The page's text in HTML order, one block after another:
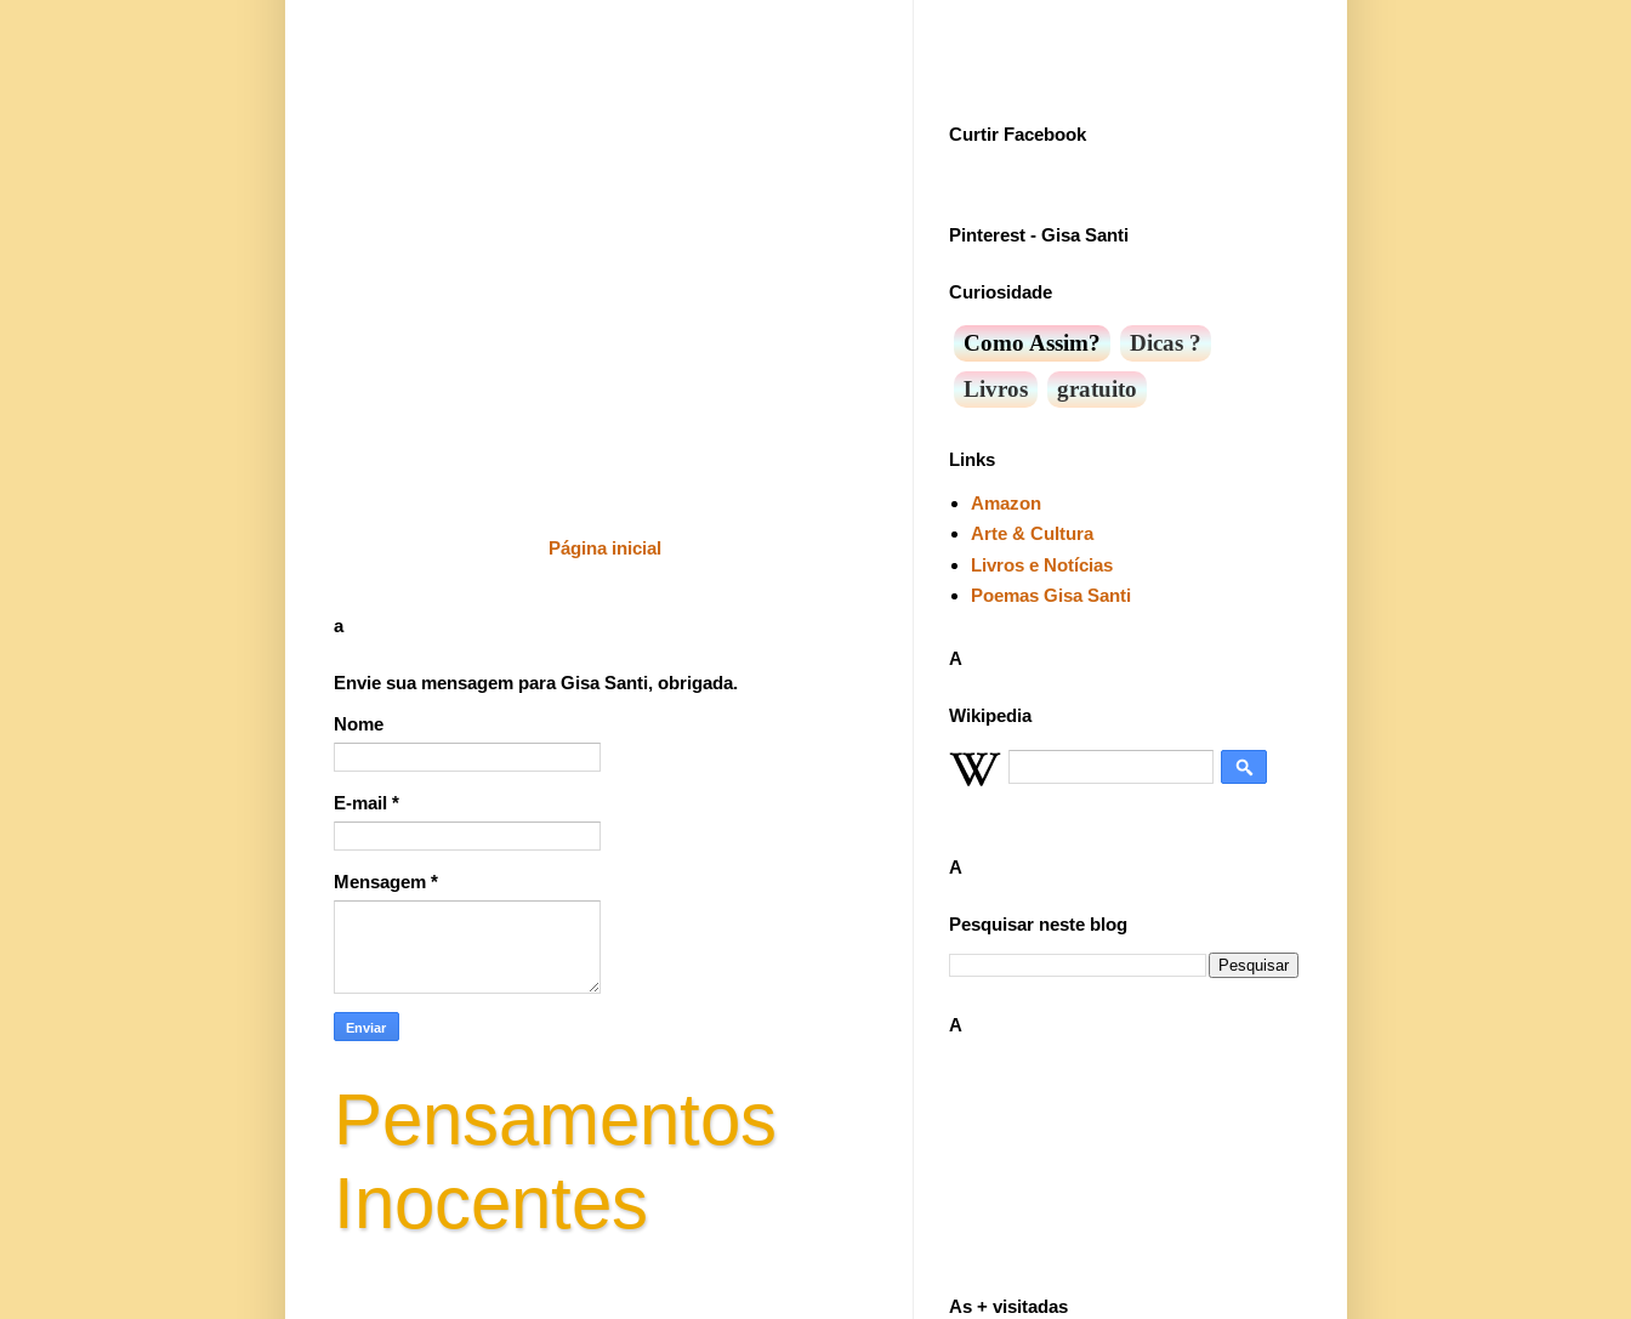
Página inicial
a
Envie sua mensagem para Gisa Santi, obrigada.
Nome
E-mail *
Mensagem *
Pensamentos
Inocentes
Curtir Facebook
Pinterest - Gisa Santi
Curiosidade
Como Assim?
Dicas ?
Livros
gratuito
Links
Amazon
Arte & Cultura
Livros e Notícias
Poemas Gisa Santi
A
Wikipedia
A
Pesquisar neste blog
A
As + visitadas